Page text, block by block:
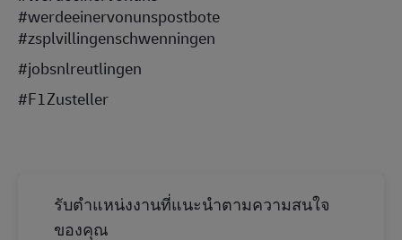
#werdeeinervonunspostbote
#zsplvillingenschwenningen
#jobsnlreutlingen
#F1Zusteller
รับตำแหน่งงานที่แนะนำตามความสนใจ
ของคุณ